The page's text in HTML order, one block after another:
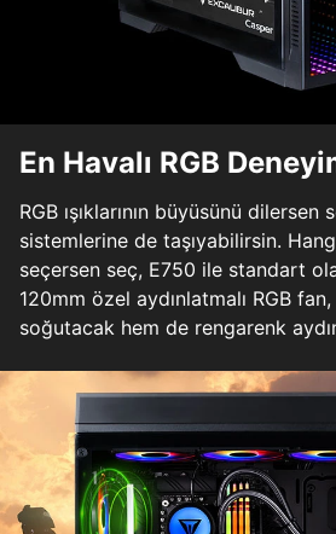
En Havalı RGB
RGB ışıklarının büyüsünü dilersen
sistemlerine de taşıyabilirsin.
seçersen seç, E750 ile standart
120mm özel aydınlatmalı RGB
soğutacak hem de rengarenk